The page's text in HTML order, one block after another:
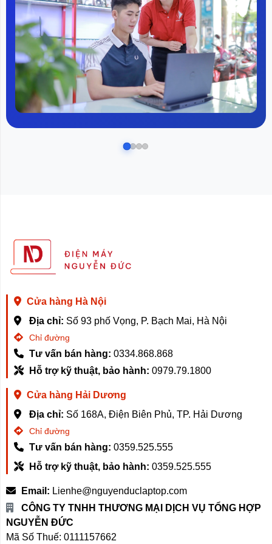
- Đỏ: Không khí ô nhiễm nặng
Bộ lọc True HEPA và công nghệ lọc Anion,
làm sạch không khí nhanh trong 30 phút
Máy lọc khí Xiaomi Purifier 4 Lite chính là một giải pháp
hoàn hảo cho bầu không khí trong lành. Với khả năng
lọc không khí hiệu quả và có thể lưu thông khí 360 độ,
máy sẽ giúp làm sạch nhanh chóng và mang đến không
khí sạch cho cả căn phòng.
Bên cạnh đó, máy cũng được ứng dụng công nghệ
Anion (ion âm) giúp kháng được vi khuẩn, vi rút có
quả,…cho không khí thoáng đãng, sạch và trong lành
hơn.
Với ba chế độ lọc khác nhau cùng công suất mạnh
mẽ, Xiaomi Purifier 4 Lite có thể làm sạch không khí
nhanh chóng. Với không gian phòng 30 m2, không khí
Máy lọc dễ sử dụng
Tuy là một thiết bị nhà thông minh nhưng máy lọc khí có
thể sử dụng dễ dàng thông qua nút cảm ứng, nhờ đó
vẫn có thể sử dụng được một cách dễ dàng.
Thiết kế nút nguồn cảm ứng mặt trên giúp người dùng
có thể bật - tắt hay chuyển chế độ một cách dễ dàng.
Cửa hàng Hà Nội
Địa chỉ: Số 93 phố Vọng, P. Bạch Mai, Hà Nội
Chỉ đường
Tư vấn bán hàng: 0334.868.868
Hỗ trợ kỹ thuật, bảo hành: 0979.79.1800
Cửa hàng Hải Dương
Địa chỉ: Số 168A, Điện Biên Phủ, TP. Hải Dương
Chỉ đường
Tư vấn bán hàng: 0359.525.555
Hỗ trợ kỹ thuật, bảo hành: 0359.525.555
Email: Lienhe@nguyenduclaptop.com
CÔNG TY TNHH THƯƠNG MẠI DỊCH VỤ TỔNG HỢP
NGUYỄN ĐỨC
Mã Số Thuế: 0111157662